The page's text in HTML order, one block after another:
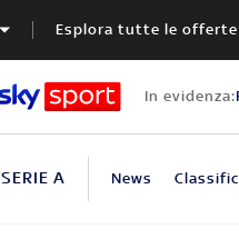
Esplora tutte le offerte
In evidenza:
SERIE A News